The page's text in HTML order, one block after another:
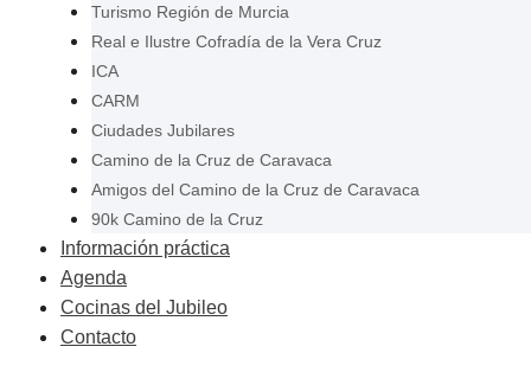
Turismo Región de Murcia
Real e Ilustre Cofradía de la Vera Cruz
ICA
CARM
Ciudades Jubilares
Camino de la Cruz de Caravaca
Amigos del Camino de la Cruz de Caravaca
90k Camino de la Cruz
Información práctica
Agenda
Cocinas del Jubileo
Contacto